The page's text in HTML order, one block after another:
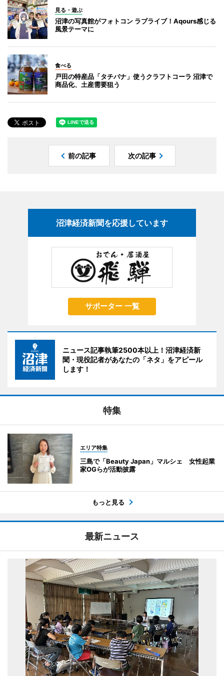
見る・遊ぶ
沼津の写真館がフォトコン ラブライブ！Aqours感じる
風景テーマに
食べる
戸田の特産品「タチバナ」使うクラフトコーラ 沼津で
商品化、土産需要狙う
前の記事 次の記事
沼津経済新聞を応援しています
サポーター 一覧
ニュース記事執筆2500本以上！沼津経済新
聞・現役記者があなたの「ネタ」をアピール
します！
特集
エリア特集
三島で「Beauty Japan」マルシェ 女性起業
家OGらが活動披露
もっと見る
最新ニュース